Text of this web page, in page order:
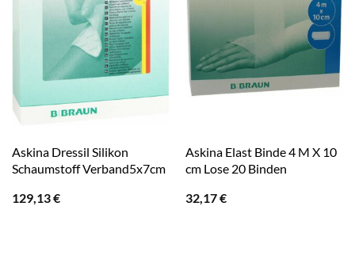
Askina Dressil Silikon
Schaumstoff Verband5x7cm
129,13€
Askina Elast Binde 4 M X 10
cm Lose 20 Binden
32,17€